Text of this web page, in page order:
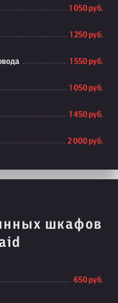
1 050 руб.
1 250 руб.
1 550 руб.
1 050 руб.
1 450 руб.
2 000 руб.
шкафов
650 руб.